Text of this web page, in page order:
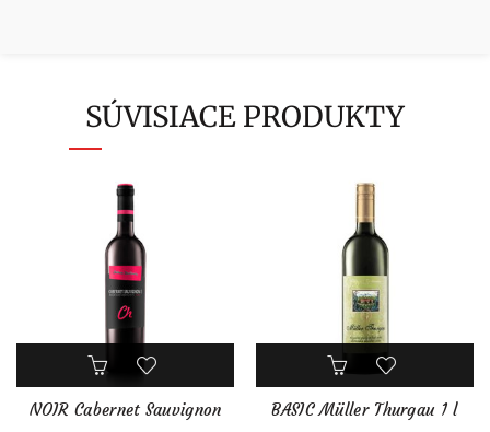
SÚVISIACE PRODUKTY
NOIR Cabernet Sauvignon BASIC Müller Thurgau 1 l